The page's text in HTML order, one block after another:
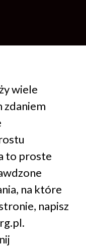
wiele
zdaniem
to proste
na które
napisz
.